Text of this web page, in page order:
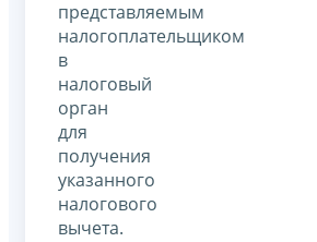
представляемым
налогоплательщиком
в
налоговый
орган
для
получения
указанного
налогового
вычета.